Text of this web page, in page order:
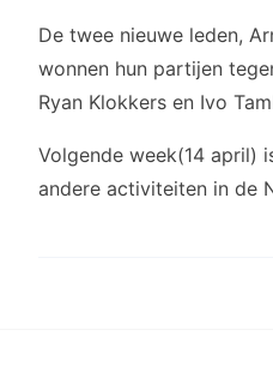
De twee nieuwe leden,
wonnen hun partijen
Ryan Klokkers en Ivo
Volgende week(14 april)
andere activiteiten in de